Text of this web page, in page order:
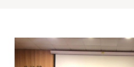
Postgrado
Formación Continua